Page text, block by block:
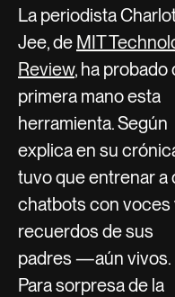
La periodista
Jee, de MIT
Review, ha probado
primera mano esta
herramienta. Según
explica en su
tuvo que entrenar a
chatbots con voces
recuerdos de sus
padres —aún vivos.
Para sorpresa de la